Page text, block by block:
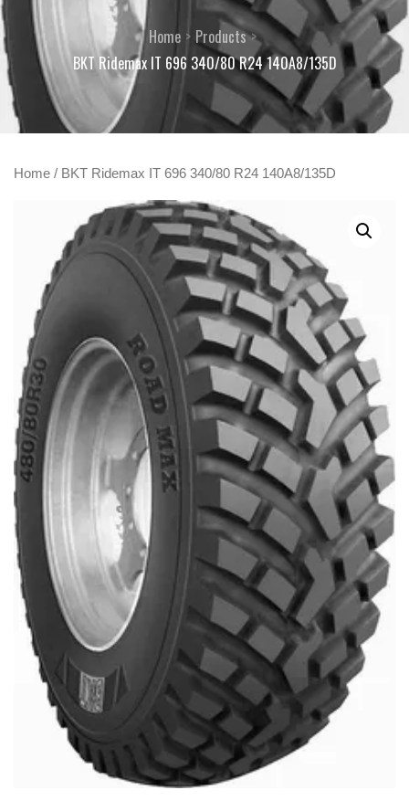
Home
Products
BKT Ridemax IT 696 340/80 R24 140A8/135D
Home / BKT Ridemax IT 696 340/80 R24 140A8/135D